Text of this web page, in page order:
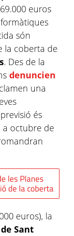
euros
són
la coberta de
. Des de la
denuncien
una
és
a octubre de
les Planes
de la coberta
euros), la
Sant